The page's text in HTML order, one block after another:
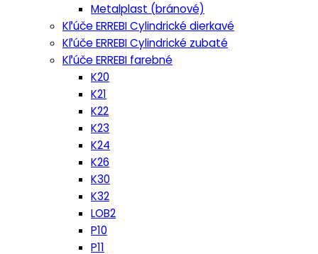
Metalplast (bránové)
Kľúče ERREBI Cylindrické dierkavé
Kľúče ERREBI Cylindrické zubaté
Kľúče ERREBI farebné
K20
K21
K22
K23
K24
K26
K30
K32
LOB2
P10
P11